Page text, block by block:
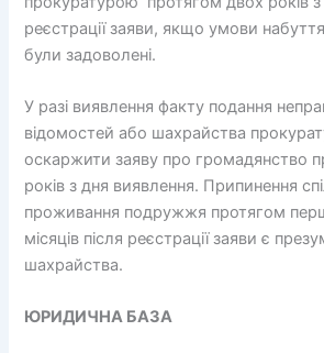
реєстрації заяви, якщо умови
були задоволені.
У разі виявлення факту подання
відомостей або шахрайства
оскаржити заяву про громадянство
років з дня виявлення. Припинення
проживання подружжя протягом
місяців після реєстрації заяви є
шахрайства.
ЮРИДИЧНА БАЗА